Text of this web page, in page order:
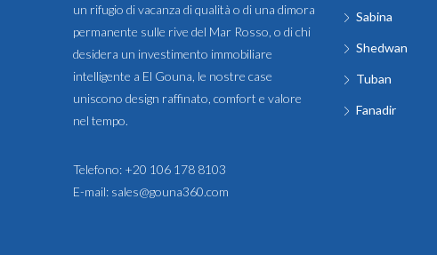
un rifugio di vacanza di qualità o di una dimora
permanente sulle rive del Mar Rosso, o di chi
desidera un investimento immobiliare
intelligente a El Gouna, le nostre case
uniscono design raffinato, comfort e valore
nel tempo.
Telefono: +20 106 178 8103
E-mail: sales@gouna360.com
Sabina
Shedwan
Tuban
Fanadir